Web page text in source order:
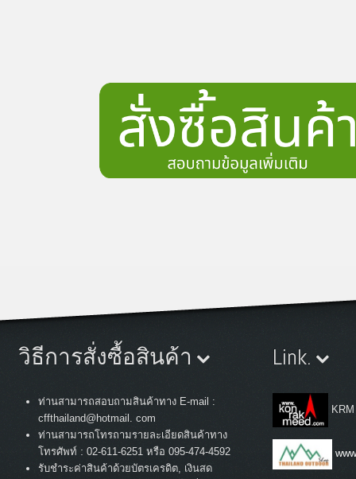
วิธีการสั่งซื้อสินค้า
ท่านสามารถสอบถามสินค้าทาง E-mail :
cffthailand@hotmail. com
ท่านสามารถโทรถามรายละเอียดสินค้าทาง
โทรศัพท์ : 02-611-6251 หรือ 095-474-4592
รับชำระค่าสินค้าด้วยบัตรเครดิต, เงินสด
Link.
KRM